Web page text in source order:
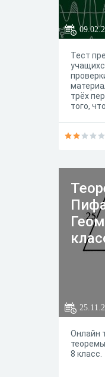
Тест
трёх
того,
понятия
Онлайн
8 класс.